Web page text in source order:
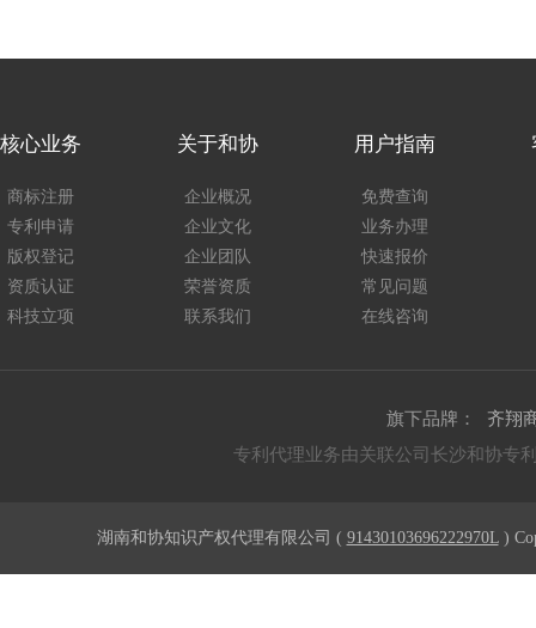
核心业务
商标注册
专利申请
版权登记
资质认证
科技立项
关于和协
企业概况
企业文化
企业团队
荣誉资质
联系我们
用户指南
免费查询
业务办理
快速报价
常见问题
在线咨询
旗下品牌：
齐翔
专利代理业务由关联公司长沙和协专
湖南和协知识产权代理有限公司 ( 91430103696222970L)